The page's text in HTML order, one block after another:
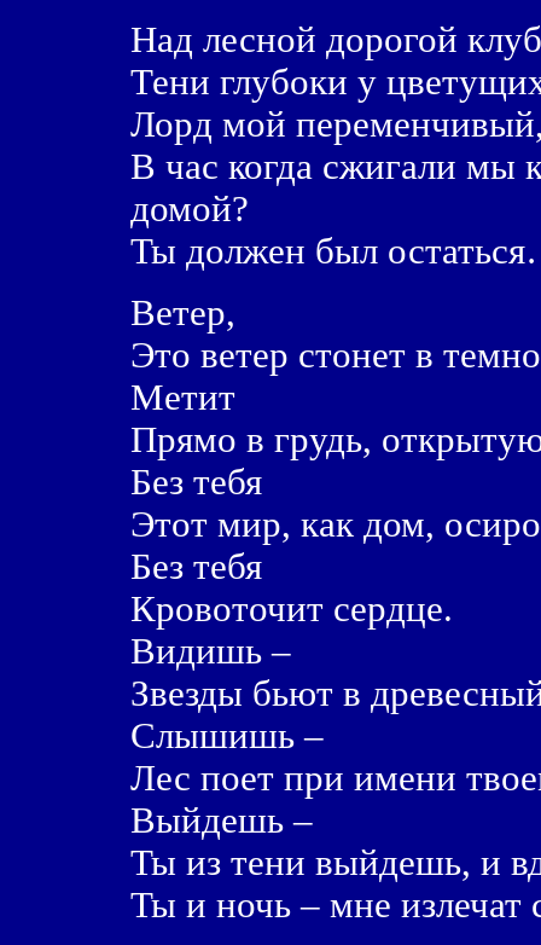
Над лесной дорогой
Тени глубоки у
Лорд мой
В час когда сжигали мы
домой?
Ты должен был
Ветер,
Это ветер стонет в
Метит
Прямо в грудь,
Без тебя
Этот мир, как дом,
Без тебя
Кровоточит сердце.
Видишь –
Звезды бьют в
Слышишь –
Лес поет при имени
Выйдешь –
Ты из тени выйдешь, и
Ты и ночь – мне излечат